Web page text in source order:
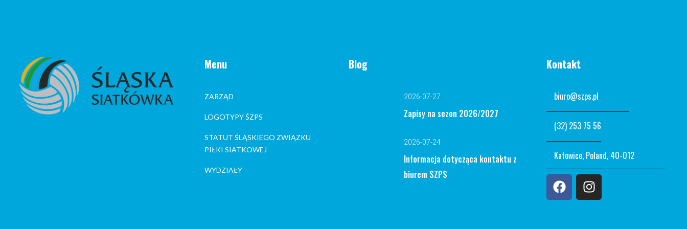
Menu
ZARZĄD
LOGOTYPY ŚZPS
STATUT ŚLĄSKIEGO ZWIĄZKU
PIŁKI SIATKOWEJ
WYDZIAŁY
Blog
2026-07-27
Zapisy na sezon 2026/2027
2026-07-24
Informacja dotycząca kontaktu z
biurem SZPS
Kontakt
biuro@szps.pl
(32) 253 75 56
Katowice, Poland, 40-012